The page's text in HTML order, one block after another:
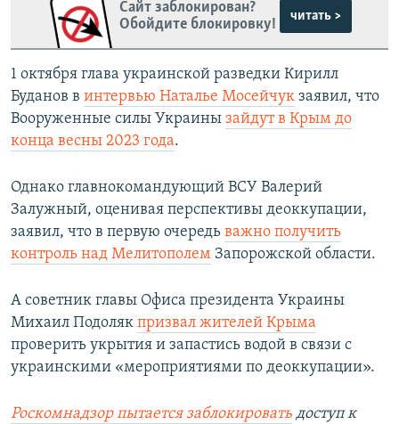
Сайт заблокирован?
Обойдите блокировку!
читать >
1 октября глава украинской разведки Кирилл
Буданов в интервью Наталье Мосейчук заявил, что
Вооруженные силы Украины зайдут в Крым до
конца весны 2023 года.
Однако главнокомандующий ВСУ Валерий
Залужный, оценивая перспективы деоккупации,
заявил, что в первую очередь важно получить
контроль над Мелитополем Запорожской области.
А советник главы Офиса президента Украины
Михаил Подоляк призвал жителей Крыма
проверить укрытия и запастись водой в связи с
украинскими «мероприятиями по деоккупации».
Роскомнадзор пытается заблокировать доступ к